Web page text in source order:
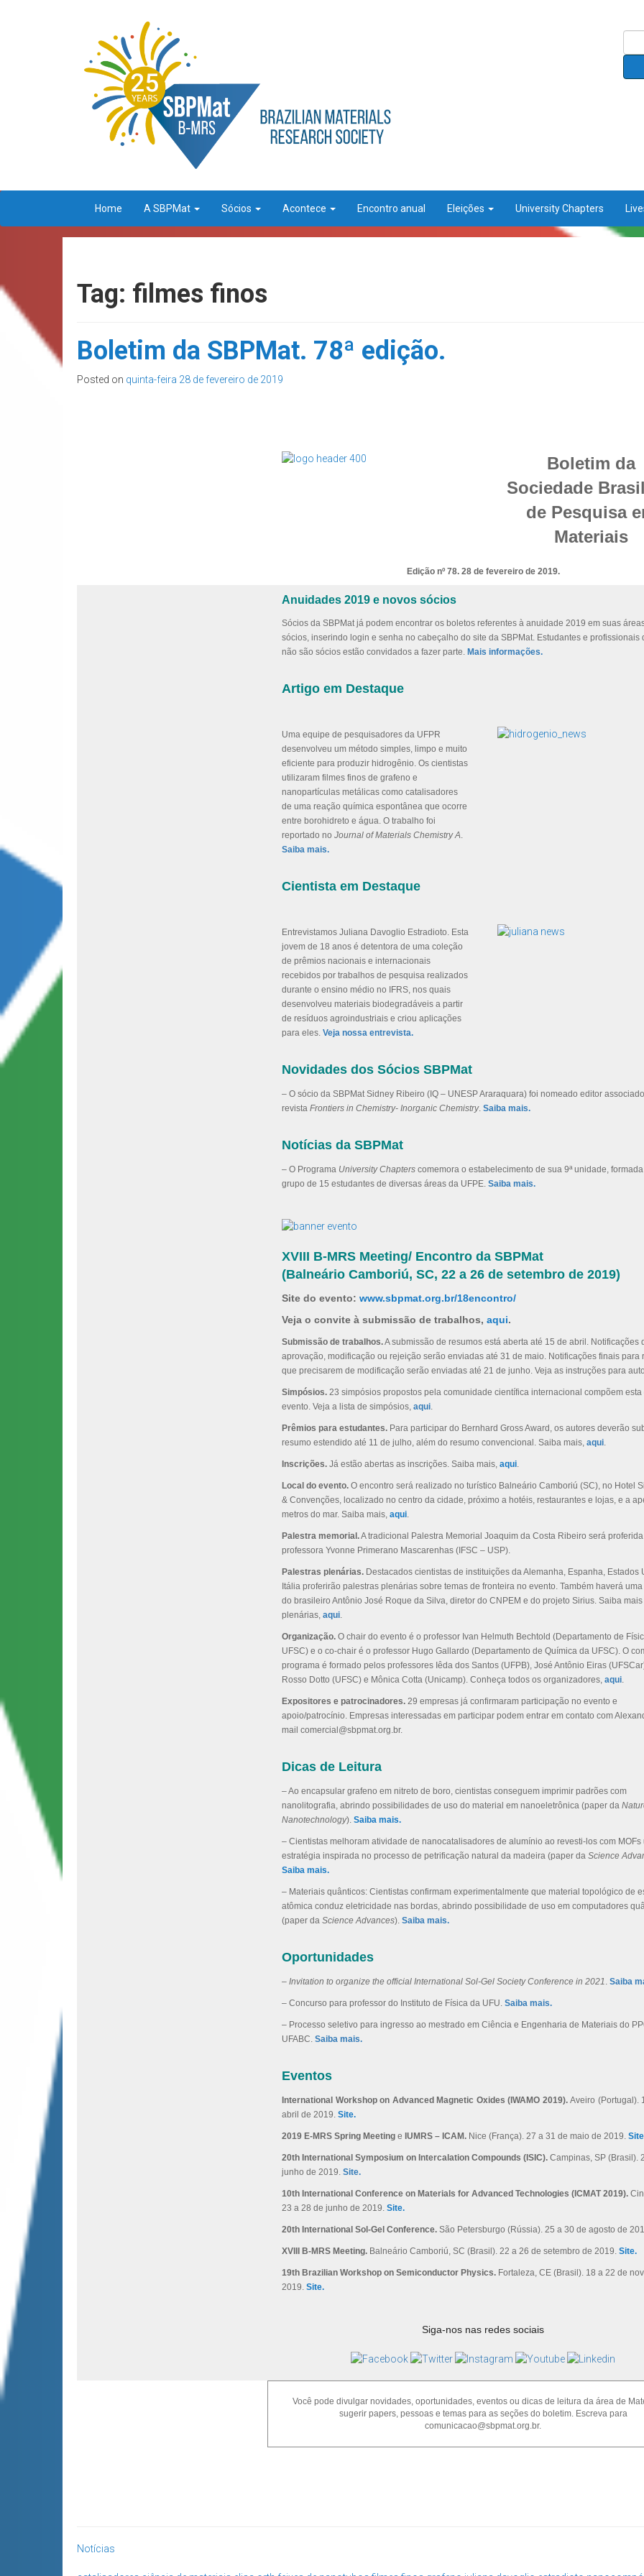
Home A SBPMat Sócios Acontece Encontro anual Eleições University Chapters
Tag: filmes finos
Boletim da SBPMat. 78ª edição.
Posted on quinta-feira 28 de fevereiro de 2019
Boletim da
Sociedade
de Pesquisa
Materiais
Edição nº 78. 28 de fevereiro de 2019.
Anuidades 2019 e novos sócios
Sócios da SBPMat já podem encontrar os boletos referentes à anuidade 2019 em suas
sócios, inserindo login e senha no cabeçalho do site da SBPMat. Estudantes e profissionais
não são sócios estão convidados a fazer parte. Mais informações.
Artigo em Destaque
Uma equipe de pesquisadores da UFPR
desenvolveu um método simples, limpo e muito
eficiente para produzir hidrogênio. Os cientistas
utilizaram filmes finos de grafeno e
nanopartículas metálicas como catalisadores
de uma reação química espontânea que ocorre
entre borohidreto e água. O trabalho foi
reportado no Journal of Materials Chemistry A.
Saiba mais.
Cientista em Destaque
Entrevistamos Juliana Davoglio Estradioto. Esta
jovem de 18 anos é detentora de uma coleção
de prêmios nacionais e internacionais
recebidos por trabalhos de pesquisa realizados
durante o ensino médio no IFRS, nos quais
desenvolveu materiais biodegradáveis a partir
de resíduos agroindustriais e criou aplicações
para eles. Veja nossa entrevista.
Novidades dos Sócios SBPMat
– O sócio da SBPMat Sidney Ribeiro (IQ – UNESP Araraquara) foi nomeado editor
revista Frontiers in Chemistry- Inorganic Chemistry. Saiba mais.
Notícias da SBPMat
– O Programa University Chapters comemora o estabelecimento de sua 9ª unidade,
grupo de 15 estudantes de diversas áreas da UFPE. Saiba mais.
XVIII B-MRS Meeting/ Encontro da SBPMat
(Balneário Camboriú, SC, 22 a 26 de setembro de 2019)
Site do evento: www.sbpmat.org.br/18encontro/
Veja o convite à submissão de trabalhos, aqui.
Submissão de trabalhos.A submissão de resumos está aberta até 15 de abril. Notificações
aprovação, modificação ou rejeição serão enviadas até 31 de maio. Notificações finais para
que precisarem de modificação serão enviadas até 21 de junho. Veja as instruções para
Simpósios. 23 simpósios propostos pela comunidade científica internacional compõem esta
evento. Veja a lista de simpósios, aqui.
Prêmios para estudantes. Para participar do Bernhard Gross Award, os autores deverão
resumo estendido até 11 de julho, além do resumo convencional. Saiba mais, aqui.
Inscrições. Já estão abertas as inscrições. Saiba mais, aqui.
Local do evento. O encontro será realizado no turístico Balneário Camboriú (SC), no Hotel
& Convenções, localizado no centro da cidade, próximo a hotéis, restaurantes e lojas, e a
metros do mar. Saiba mais, aqui.
Palestra memorial.A tradicional Palestra Memorial Joaquim da Costa Ribeiro será
professora Yvonne Primerano Mascarenhas (IFSC – USP).
Palestras plenárias. Destacados cientistas de instituições da Alemanha, Espanha, Estados
Itália proferirão palestras plenárias sobre temas de fronteira no evento. Também haverá
do brasileiro Antônio José Roque da Silva, diretor do CNPEM e do projeto Sirius. Saiba
plenárias, aqui.
Organização. O chair do evento é o professor Ivan Helmuth Bechtold (Departamento de
UFSC) e o co-chair é o professor Hugo Gallardo (Departamento de Química da UFSC). O
programa é formado pelos professores Iêda dos Santos (UFPB), José Antônio Eiras
Rosso Dotto (UFSC) e Mônica Cotta (Unicamp). Conheça todos os organizadores, aqui.
Expositores e patrocinadores. 29 empresas já confirmaram participação no evento e
apoio/patrocínio. Empresas interessadas em participar podem entrar em contato com
mail comercial@sbpmat.org.br.
Dicas de Leitura
– Ao encapsular grafeno em nitreto de boro, cientistas conseguem imprimir padrões com
nanolitografia, abrindo possibilidades de uso do material em nanoeletrônica (paper da
Nanotechnology). Saiba mais.
– Cientistas melhoram atividade de nanocatalisadores de alumínio ao revesti-los com MOFs
estratégia inspirada no processo de petrificação natural da madeira (paper da Science
Saiba mais.
– Materiais quânticos: Cientistas confirmam experimentalmente que material topológico de
atômica conduz eletricidade nas bordas, abrindo possibilidade de uso em computadores
(paper da Science Advances). Saiba mais.
Oportunidades
– Invitation to organize the official International Sol-Gel Society Conference in 2021. Saiba
– Concurso para professor do Instituto de Física da UFU. Saiba mais.
– Processo seletivo para ingresso ao mestrado em Ciência e Engenharia de Materiais do
UFABC. Saiba mais.
Eventos
International Workshop on Advanced Magnetic Oxides (IWAMO 2019).Aveiro (Portugal).
abril de 2019. Site.
2019 E-MRS Spring Meeting e IUMRS – ICAM. Nice (França). 27 a 31 de maio de 2019.
20th International Symposium on Intercalation Compounds (ISIC). Campinas, SP (Brasil).
junho de 2019. Site.
10th International Conference on Materials for Advanced Technologies (ICMAT 2019).
23 a 28 de junho de 2019. Site.
20th International Sol-Gel Conference. São Petersburgo (Rússia). 25 a 30 de agosto de
XVIII B-MRS Meeting. Balneário Camboriú, SC (Brasil). 22 a 26 de setembro de 2019. Site.
19th Brazilian Workshop on Semiconductor Physics. Fortaleza, CE (Brasil). 18 a 22 de
2019. Site.
Siga-nos nas redes sociais
Você pode divulgar novidades, oportunidades, eventos ou dicas de leitura da área de
sugerir papers, pessoas e temas para as seções do boletim. Escreva para
comunicacao@sbpmat.org.br.
Notícias